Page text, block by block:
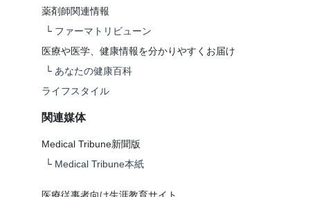
薬剤師関連情報
└ ファーマトリビューン
医療や医学、健康情報を分かりやすくお届け
└ あなたの健康百科
ライフスタイル
関連媒体
Medical Tribune新聞版
└ Medical Tribune本紙